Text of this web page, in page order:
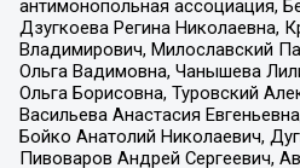
антимонопольная ассоциация,
Дзугкоева Регина Николаевна,
Владимирович, Милославский
Ольга Вадимовна, Чанышева
Ольга Борисовна, Туровский
Васильева Анастасия
Бойко Анатолий Николаевич,
Пивоваров Андрей Сергеевич,